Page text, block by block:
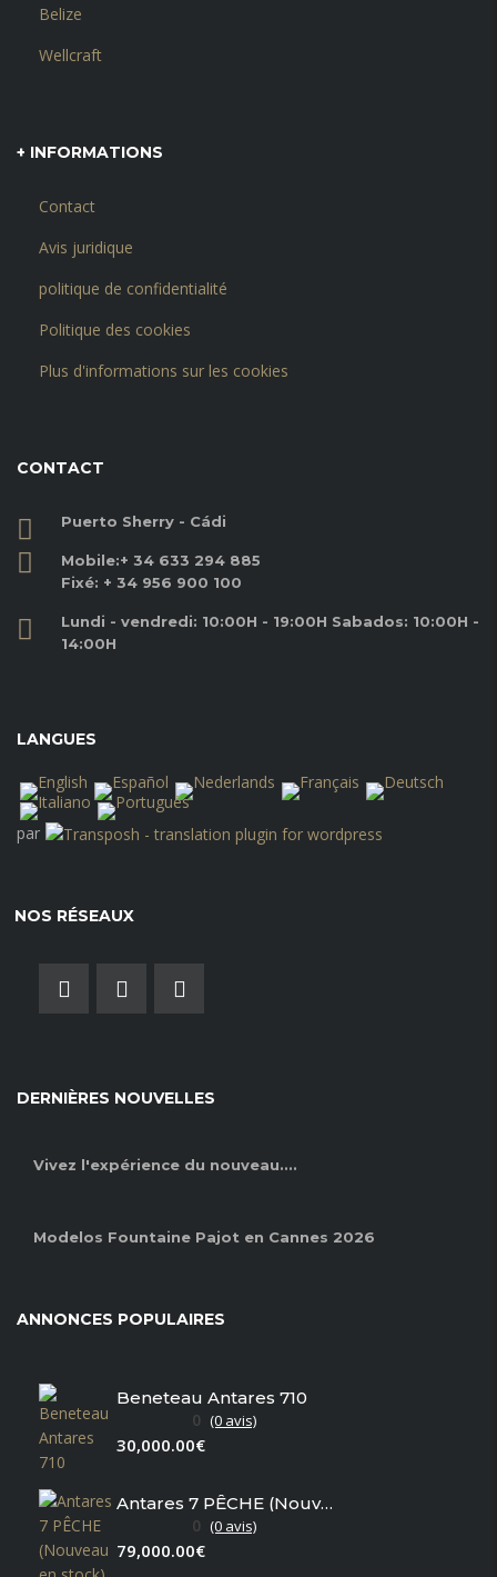
Belize
Wellcraft
+ INFORMATIONS
Contact
Avis juridique
politique de confidentialité
Politique des cookies
Plus d'informations sur les cookies
CONTACT
Puerto Sherry - Cádi
Mobile:+ 34 633 294 885
Fixé: + 34 956 900 100
Lundi - vendredi: 10:00H - 19:00H Sabados: 10:00H -
14:00H
LANGUES
par
NOS RÉSEAUX
DERNIÈRES NOUVELLES
Vivez l'expérience du nouveau....
Modelos Fountaine Pajot en Cannes 2026
ANNONCES POPULAIRES
Beneteau Antares 710
0 (0 avis)
30,000.00€
Antares 7 PÊCHE (Nouveau en stock)
0 (0 avis)
79,000.00€